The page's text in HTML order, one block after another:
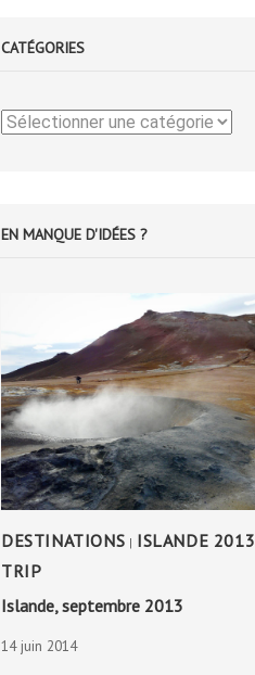
CATÉGORIES
Catégories
EN MANQUE D'IDÉES ?
DESTINATIONS | ISLANDE 2013
TRIP
Islande, septembre 2013
14 juin 2014